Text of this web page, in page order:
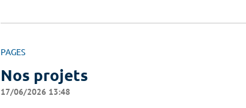
PAGES
Nos projets
17/06/2026 13:48